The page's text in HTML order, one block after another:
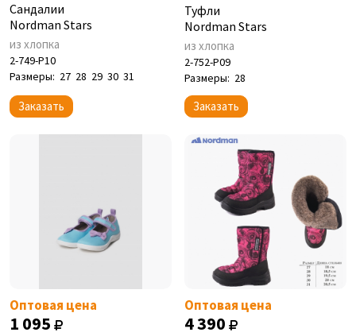
Сандалии
Nordman Stars
из хлопка
2-749-P10
Размеры: 27 28 29 30 31
Заказать
Туфли
Nordman Stars
из хлопка
2-752-P09
Размеры: 28
Заказать
Оптовая цена
1 095
Оптовая цена
4 390